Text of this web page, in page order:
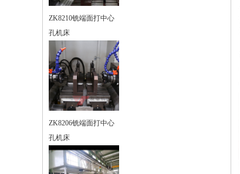
ZK8210铣端面打中心
孔机床
ZK8206铣端面打中心
孔机床